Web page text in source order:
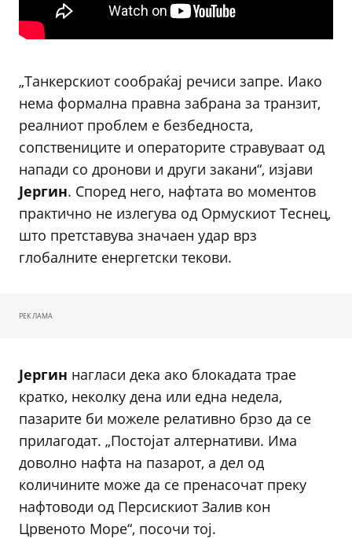
„Танкерскиот сообраќај речиси запре. Иако
нема формална правна забрана за транзит,
реалниот проблем е безбедноста,
сопствениците и операторите стравуваат од
напади со дронови и други закани“, изјави
Јергин. Според него, нафтата во моментов
практично не излегува од Ормускиот Теснец,
што претставува значаен удар врз
глобалните енергетски текови.
РЕКЛАМА
Јергин нагласи дека ако блокадата трае
кратко, неколку дена или една недела,
пазарите би можеле релативно брзо да се
прилагодат. „Постојат алтернативи. Има
доволно нафта на пазарот, а дел од
количините може да се пренасочат преку
нафтоводи од Персискиот Залив кон
Црвеното Море“, посочи тој.